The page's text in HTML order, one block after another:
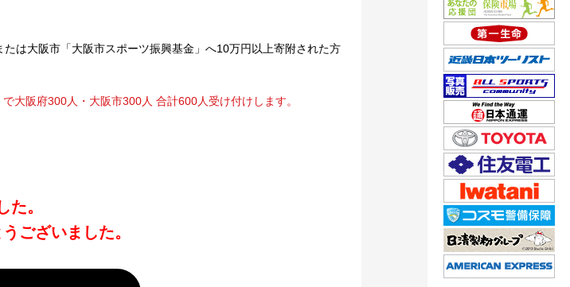
は大阪市「大阪市スポーツ振興基金」へ10万円以上寄附された方
大阪府300人・大阪市300人 合計600人受け付けします。
た。
ございました。